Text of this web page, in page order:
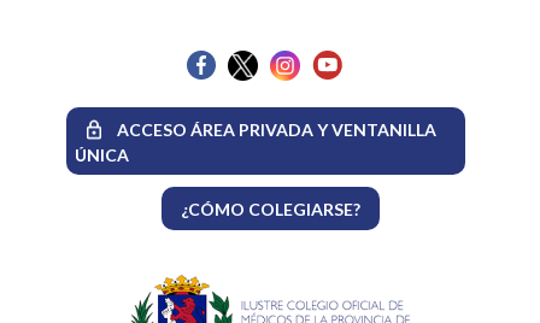
ACCESO ÁREA PRIVADA Y VENTANILLA
ÚNICA
¿CÓMO COLEGIARSE?